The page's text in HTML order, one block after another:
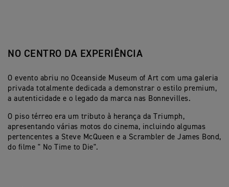
NO CENTRO DA EXPERIÊNCIA
O evento abriu no Oceanside Museum of Art com uma galeria
privada totalmente dedicada a demonstrar o estilo premium,
a autenticidade e o legado da marca nas Bonnevilles.
O piso térreo era um tributo à herança da Triumph,
apresentando várias motos do cinema, incluindo algumas
pertencentes a Steve McQueen e a Scrambler de James Bond,
do filme " No Time to Die".